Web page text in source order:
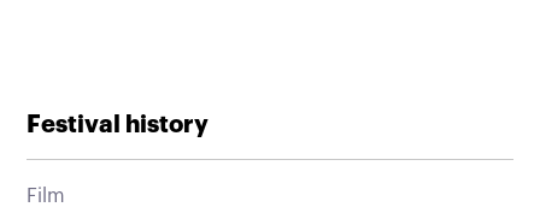
Festival history
Film